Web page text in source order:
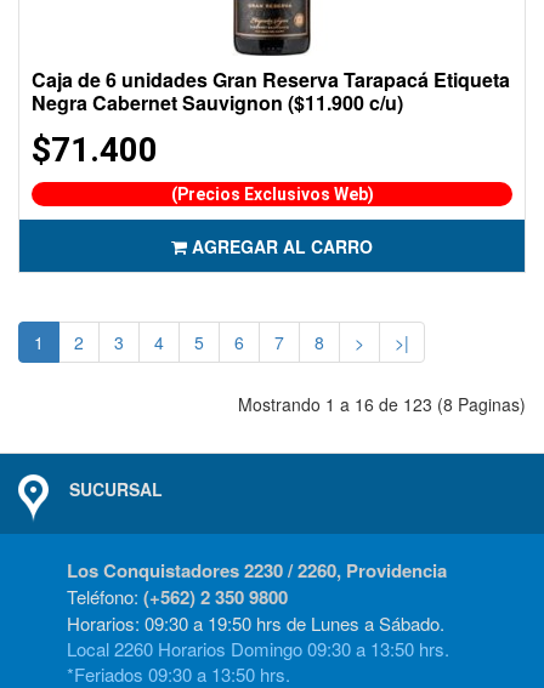
Caja de 6 unidades Gran Reserva Tarapacá Etiqueta
Negra Cabernet Sauvignon ($11.900 c/u)
$71.400
(Precios Exclusivos Web)
AGREGAR AL CARRO
1 2 3 4 5 6 7 8 > >|
Mostrando 1 a 16 de 123 (8 Paginas)
SUCURSAL
Los Conquistadores 2230 / 2260, Providencia
Teléfono: (+562) 2 350 9800
Horarios: 09:30 a 19:50 hrs de Lunes a Sábado.
Local 2260 Horarios Domingo 09:30 a 13:50 hrs.
*Feriados 09:30 a 13:50 hrs.